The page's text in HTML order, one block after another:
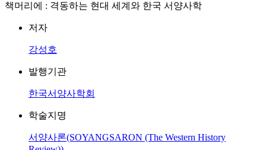
책머리에 : 격동하는 현대 세계와 한국 서양사학
저자
강성호
발행기관
한국서양사학회
학술지명
서양사론(SOYANGSARON (The Western History